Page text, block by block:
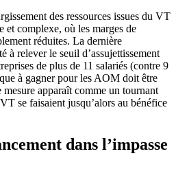
des ressources issues du VT
et complexe, où les marges de
réduites. La dernière
à relever le seuil d’assujettissement
de plus de 11 salariés (contre 9
à gagner pour les AOM doit être
apparaît comme un tournant
se faisaient jusqu’alors au bénéfice
dans l’impasse